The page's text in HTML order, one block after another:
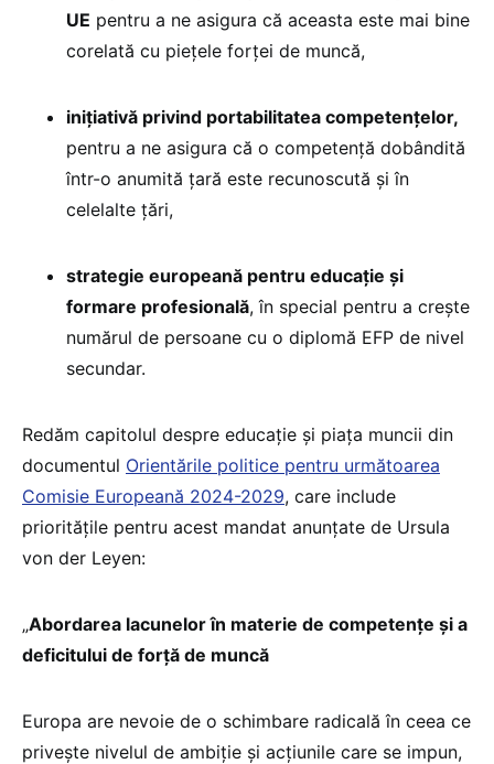
UE pentru a ne asigura că aceasta este mai bine
corelată cu piețele forței de muncă,
inițiativă privind portabilitatea competențelor,
pentru a ne asigura că o competență dobândită
într-o anumită țară este recunoscută și în
celelalte țări,
strategie europeană pentru educație și
formare profesională, în special pentru a crește
numărul de persoane cu o diplomă EFP de nivel
secundar.
Redăm capitolul despre educație și piața muncii din
documentul Orientările politice pentru următoarea
Comisie Europeană 2024-2029, care include
prioritățile pentru acest mandat anunțate de Ursula
von der Leyen:
„Abordarea lacunelor în materie de competențe și a
deficitului de forță de muncă
Europa are nevoie de o schimbare radicală în ceea ce
privește nivelul de ambiție și acțiunile care se impun,